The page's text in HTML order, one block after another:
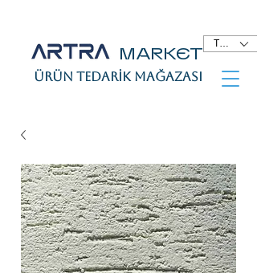
MARKET
Ürün tedarik mağazası
TRY (₺)